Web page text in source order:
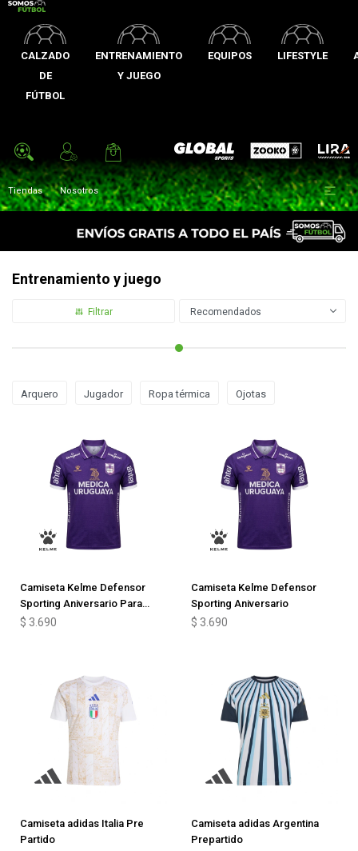
CALZADO
DE
FÚTBOL
ENTRENAMIENTO
Y JUEGO
EQUIPOS LIFESTYLE
Global Sports Zooko Lira
Tiendas Nosotros 
Entrenamiento y juego
Recomendados
Arquero Jugador Ropa térmica Ojotas
Camiseta Kelme Defensor
Sporting Aniversario Para
Niños
$ 3.690
Camiseta Kelme Defensor
Sporting Aniversario
$ 3.690
Camiseta adidas Italia Pre
Partido
Camiseta adidas Argentina
Prepartido